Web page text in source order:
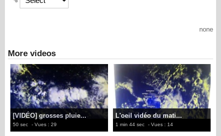
none
More videos
[VIDÉO] grosses pluie...
50 sec - Vues : 29
L'oeil vidéo du mati...
1 min 44 sec - Vues : 14